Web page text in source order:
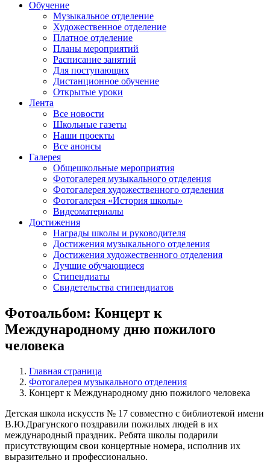
Обучение
Музыкальное отделение
Художественное отделение
Платное отделение
Планы мероприятий
Расписание занятий
Для поступающих
Дистанционное обучение
Открытые уроки
Лента
Все новости
Школьные газеты
Наши проекты
Все анонсы
Галерея
Общешкольные мероприятия
Фотогалерея музыкального отделения
Фотогалерея художественного отделения
Фотогалерея «История школы»
Видеоматериалы
Достижения
Награды школы и руководителя
Достижения музыкального отделения
Достижения художественного отделения
Лучшие обучающиеся
Стипендиаты
Свидетельства стипендиатов
Фотоальбом: Концерт к
Международному дню пожилого
человека
Главная страница
Фотогалерея музыкального отделения
Концерт к Международному дню пожилого человека
Детская школа искусств № 17 совместно с библиотекой имени
В.Ю.Драгунского поздравили пожилых людей в их
международный праздник. Ребята школы подарили
присутствующим свои концертные номера, исполнив их
выразительно и профессионально.